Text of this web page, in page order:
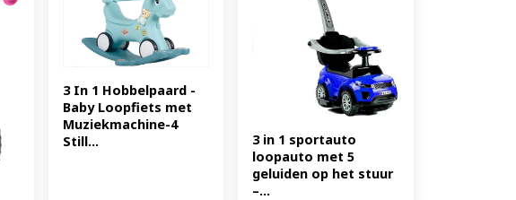
3 In 1 Hobbelpaard -
Baby Loopfiets met
Muziekmachine-4
Still...
3 in 1 sportauto
loopauto met 5
geluiden op het stuur
–...